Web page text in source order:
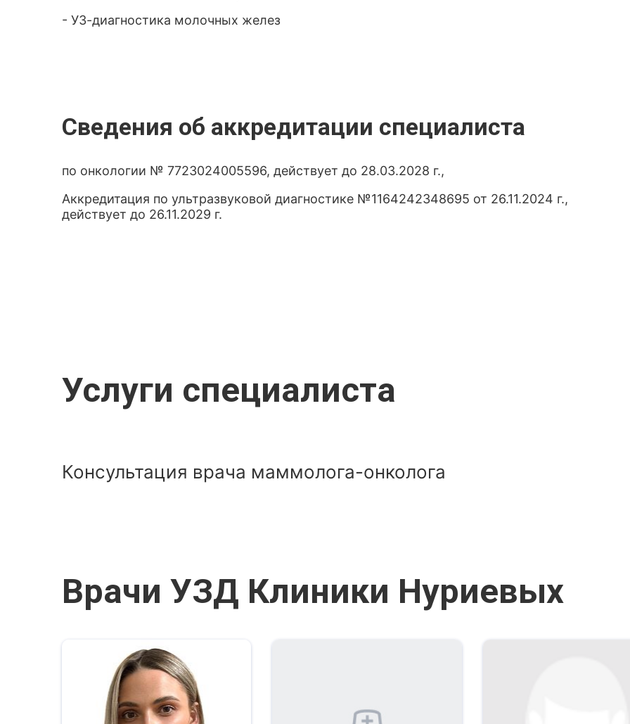
- УЗ-диагностика молочных желез
Сведения об аккредитации специалиста
по онкологии № 7723024005596, действует до 28.03.2028 г.,
Аккредитация по ультразвуковой диагностике №1164242348695 от 26.11.2024 г.,
действует до 26.11.2029 г.
Услуги специалиста
Консультация врача маммолога-онколога
Врачи УЗД Клиники Нуриевых